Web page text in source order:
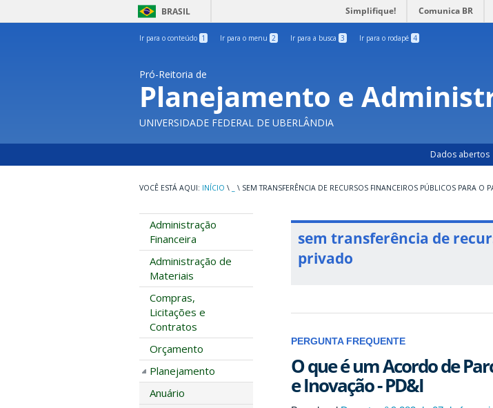
BRASIL Simplifique! Comunica BR
Ir para o conteúdo 1 Ir para o menu 2 Ir para a busca 3 Ir para o rodapé 4
Pró-Reitoria de
Planejamento e
UNIVERSIDADE FEDERAL DE UBERLÂNDIA
Dados abertos
INÍCIO \ \ SEM TRANSFERÊNCIA DE RECURSOS FINANCEIROS PÚBLICOS PARA O
Administração
Financeira
Administração de
Materiais
Compras,
Licitações e
Contratos
Orçamento
Planejamento
Anuário
sem transferência de
privado
PERGUNTA FREQUENTE
O que é um Acordo de
e Inovação - PD&I